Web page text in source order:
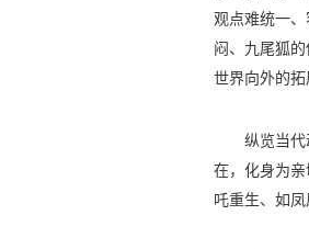
观点难统一
闷、九尾狐
世界向外的拓
纵览当
在，化身为
吒重生、如